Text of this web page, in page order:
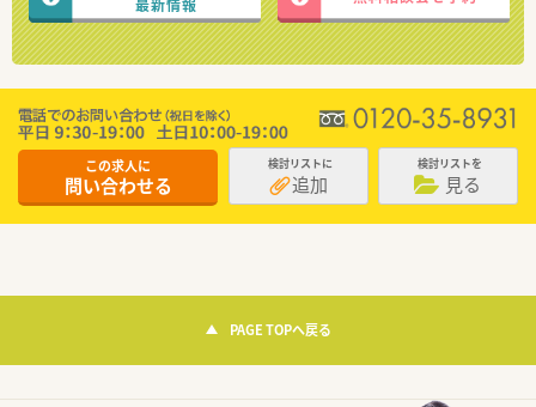
最新情報
この求人に
問い合わせる
検討リストに
追加
検討リストを
見る
PAGE TOPへ戻る